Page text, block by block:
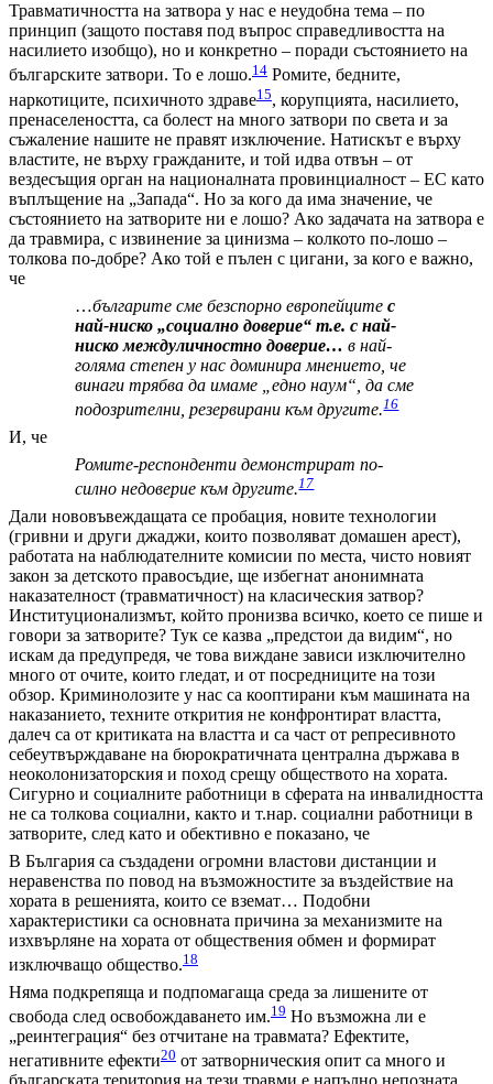
Травматичността на затвора у нас е неудобна тема – по
принцип (защото поставя под въпрос справедливостта на
насилието изобщо), но и конкретно – поради състоянието на
българските затвори. То е лошо.14 Ромите, бедните,
наркотиците, психичното здраве15, корупцията, насилието,
пренаселеността, са болест на много затвори по света и за
съжаление нашите не правят изключение. Натискът е върху
властите, не върху гражданите, и той идва отвън – от
вездесъщия орган на националната провинциалност – ЕС като
въплъщение на „Запада“. Но за кого да има значение, че
състоянието на затворите ни е лошо? Ако задачата на затвора е
да травмира, с извинение за цинизма – колкото по-лошо –
толкова по-добре? Ако той е пълен с цигани, за кого е важно,
че
…българите сме безспорно европейцитес
най-ниско „социално доверие“ т.е. с най-
ниско междуличностно доверие… в най-
голяма степен у нас доминира мнението, че
винаги трябва да имаме „едно наум“, да сме
подозрителни, резервирани към другите.16
И, че
Ромите-респонденти демонстрират по-
силно недоверие към другите.17
Дали нововъвеждащата се пробация, новите технологии
(гривни и други джаджи, които позволяват домашен арест),
работата на наблюдателните комисии по места, чисто новият
закон за детското правосъдие, ще избегнат анонимната
наказателност (травматичност) на класическия затвор?
Институционализмът, който пронизва всичко, което се пише и
говори за затворите? Тук се казва „предстои да видим“, но
искам да предупредя, че това виждане зависи изключително
много от очите, които гледат, и от посредниците на този
обзор. Криминолозите у нас са кооптирани към машината на
наказанието, техните открития не конфронтират властта,
далеч са от критиката на властта и са част от репресивното
себеутвърждаване на бюрократичната централна държава в
неоколонизаторския и поход срещу обществото на хората.
Сигурно и социалните работници в сферата на инвалидността
не са толкова социални, както и т.нар. социални работници в
затворите, след като и обективно е показано, че
В България са създадени огромни властови дистанции и
неравенства по повод на възможностите за въздействие на
хората в решенията, които се вземат… Подобни
характеристики са основната причина за механизмите на
изхвърляне на хората от обществения обмен и формират
изключващо общество.18
Няма подкрепяща и подпомагаща среда за лишените от
свобода след освобождаването им.19 Но възможна ли е
„реинтеграция“ без отчитане на травмата? Ефектите,
негативните ефекти20 от затворническия опит са много и